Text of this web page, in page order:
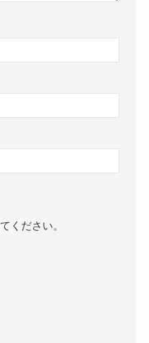
ください。